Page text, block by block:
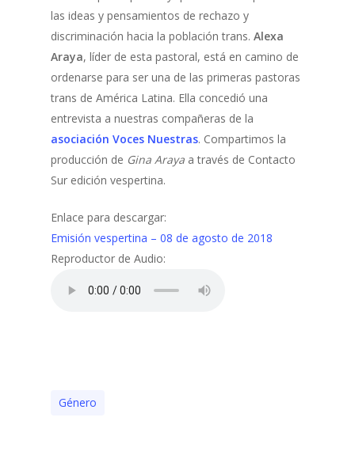
las ideas y pensamientos de rechazo y
discriminación hacia la población trans. Alexa
Araya, líder de esta pastoral, está en camino de
ordenarse para ser una de las primeras pastoras
trans de América Latina. Ella concedió una
entrevista a nuestras compañeras de la
asociación Voces Nuestras. Compartimos la
producción de Gina Araya a través de Contacto
Sur edición vespertina.
Enlace para descargar:
Emisión vespertina – 08 de agosto de 2018
Reproductor de Audio:
Género